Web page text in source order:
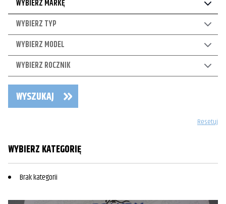
WYBIERZ MARKĘ
WYBIERZ TYP
WYBIERZ MODEL
WYBIERZ ROCZNIK
WYSZUKAJ
Resetuj
WYBIERZ KATEGORIĘ
Brak kategorii